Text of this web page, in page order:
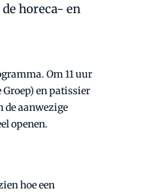
horeca- en
Om 11 uur
en patissier
de aanwezige
openen.
hoe een